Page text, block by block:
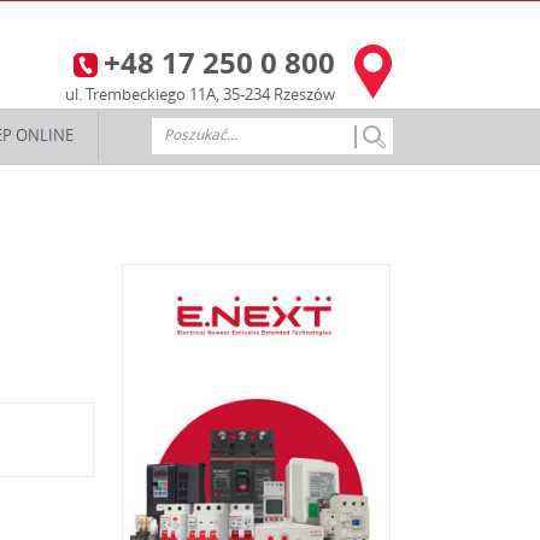
3 +48 17 250 0 800
ul. Trembeckiego 11A, 35-234 Rzeszów
ONLINE